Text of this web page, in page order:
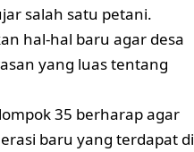
salah satu petani.
hal-hal baru agar desa
yang luas tentang
35 berharap agar
baru yang terdapat di